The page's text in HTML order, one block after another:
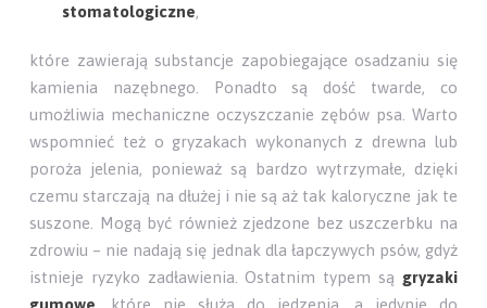
stomatologiczne,
które zawierają substancje zapobiegające osadzaniu się
kamienia nazębnego. Ponadto są dość twarde, co
umożliwia mechaniczne oczyszczanie zębów psa. Warto
wspomnieć też o gryzakach wykonanych z drewna lub
poroża jelenia, ponieważ są bardzo wytrzymałe, dzięki
czemu starczają na dłużej i nie są aż tak kaloryczne jak te
suszone. Mogą być również zjedzone bez uszczerbku na
zdrowiu – nie nadają się jednak dla łapczywych psów, gdyż
istnieje ryzyko zadławienia. Ostatnim typem są gryzaki
gumowe, które nie służą do jedzenia, a jedynie do